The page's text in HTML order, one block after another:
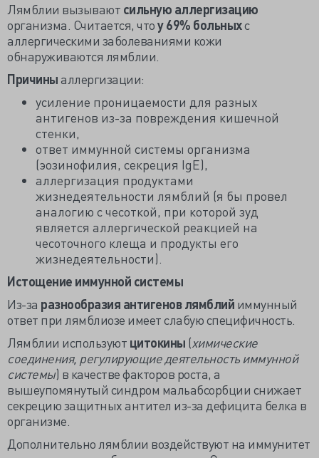
Лямблии вызывают сильную аллергизацию
организма. Считается, чтоу 69% больныхс
аллергическими заболеваниями кожи
обнаруживаются лямблии.
Причиныаллергизации:
усиление проницаемости для разных
антигенов из-за повреждения кишечной
стенки,
ответ иммунной системы организма
(эозинофилия, секреция IgE),
аллергизация продуктами
жизнедеятельности лямблий (я бы провел
аналогию с чесоткой, при которой зуд
является аллергической реакцией на
чесоточного клеща и продукты его
жизнедеятельности).
Истощение иммунной системы
Из-за разнообразия антигенов лямблий иммунный
ответ при лямблиозе имеет слабую специфичность.
Лямблии используют цитокины (химические
соединения, регулирующие деятельность иммунной
системы) в качестве факторов роста, а
вышеупомянутый синдром мальабсорбции снижает
секрецию защитных антител из-за дефицита белка в
организме.
Дополнительно лямблии воздействуют на иммунитет